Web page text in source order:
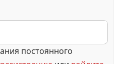
постоянного